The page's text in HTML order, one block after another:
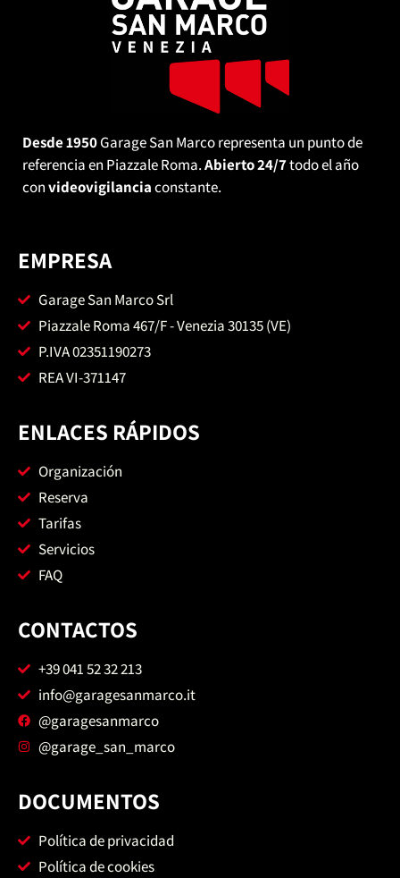
Desde 1950Garage San Marco representa un punto de
referencia en Piazzale Roma.Abierto 24/7todo el año
convideovigilanciaconstante.
EMPRESA
Garage San Marco Srl
Piazzale Roma 467/F - Venezia 30135 (VE)
P.IVA 02351190273
REA VI-371147
ENLACES RÁPIDOS
Organización
Reserva
Tarifas
Servicios
FAQ
CONTACTOS
+39 041 52 32 213
info@garagesanmarco.it
@garagesanmarco
@garage_san_marco
DOCUMENTOS
Política de privacidad
Política de cookies